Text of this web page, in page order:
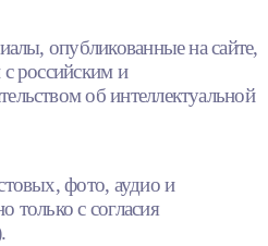
опубликованные на сайте,
российским и
об интеллектуальной
фото, аудио и
только с согласия